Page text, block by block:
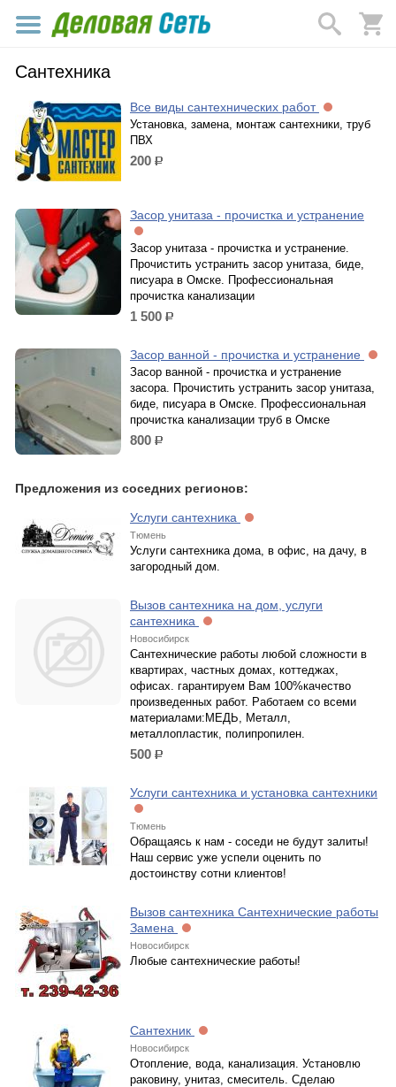
Сантехника
Все виды сантехнических работ
Установка, замена, монтаж сантехники, труб
ПВХ
200 р.
Засор унитаза - прочистка и устранение
Засор унитаза - прочистка и устранение.
Прочистить устранить засор унитаза, биде,
писуара в Омске. Профессиональная
прочистка канализации
1 500 р.
Засор ванной - прочистка и устранение
Засор ванной - прочистка и устранение
засора. Прочистить устранить засор унитаза,
биде, писуара в Омске. Профессиональная
прочистка канализации труб в Омске
800 р.
Предложения из соседних регионов:
Услуги сантехника
Тюмень
Услуги сантехника дома, в офис, на дачу, в
загородный дом.
Вызов сантехника на дом, услуги
сантехника
Новосибирск
Сантехнические работы любой сложности в
квартирах, частных домах, коттеджах,
офисах. гарантируем Вам 100%качество
произведенных работ. Работаем со всеми
материалами:МЕДЬ, Металл,
металлопластик, полипропилен.
500 р.
Услуги сантехника и установка сантехники
Тюмень
Обращаясь к нам - соседи не будут залиты!
Наш сервис уже успели оценить по
достоинству сотни клиентов!
Вызов сантехника Сантехнические работы
Замена
Новосибирск
Любые сантехнические работы!
Сантехник
Новосибирск
Отопление, вода, канализация. Установлю
раковину, унитаз, смеситель. Сделаю